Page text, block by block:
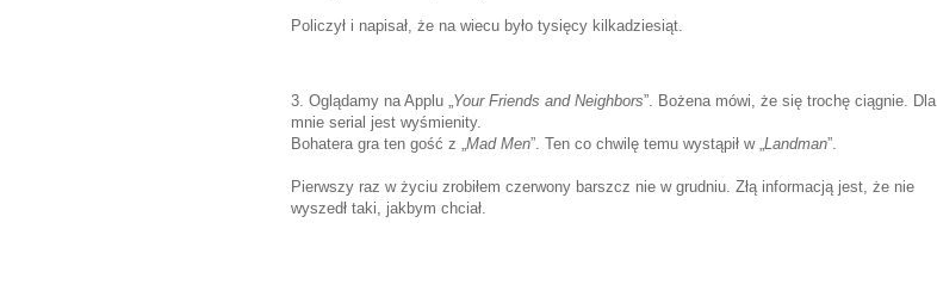
Policzył i napisał, że na wiecu było tysięcy kilkadziesiąt.
3. Oglądamy na Applu „ Your Friends and Neighbors”. Bożena mówi, że się trochę ciągnie. Dla
mnie serial jest wyśmienity.
Bohatera gra ten gość z „ Mad Men”. Ten co chwilę temu wystąpił w „ Landman”.
Pierwszy raz w życiu zrobiłem czerwony barszcz nie w grudniu. Złą informacją jest, że nie
wyszedł taki, jakbym chciał.